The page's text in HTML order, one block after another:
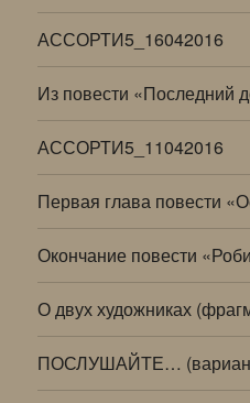
АССОРТИ5_16042016
Из повести «Последний
АССОРТИ5_11042016
Первая глава повести
Окончание повести
О двух художниках
ПОСЛУШАЙТЕ…